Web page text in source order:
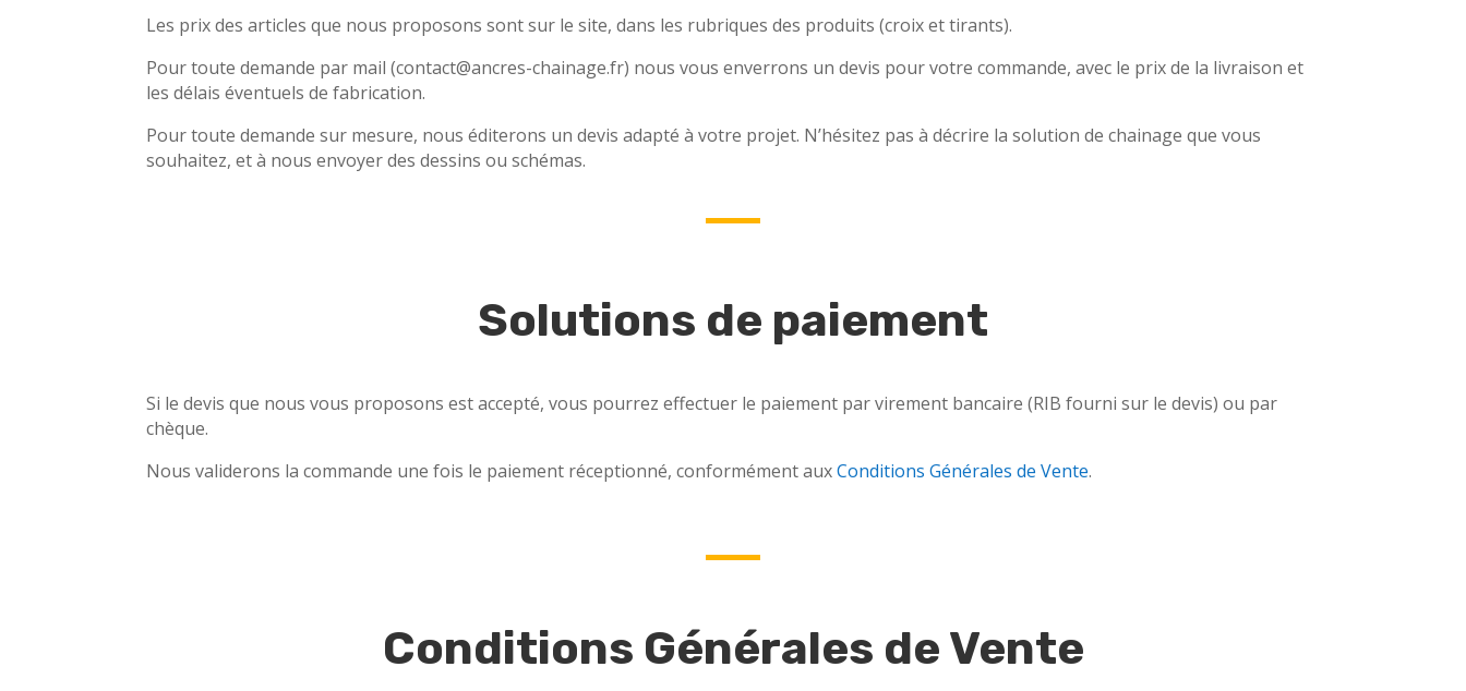
Les prix des articles que nous proposons sont sur le site, dans les rubriques des produits (croix et tirants).
Pour toute demande par mail (contact@ancres-chainage.fr) nous vous enverrons un devis pour votre commande, avec le prix de la livraison et
les délais éventuels de fabrication.
Pour toute demande sur mesure, nous éditerons un devis adapté à votre projet. N’hésitez pas à décrire la solution de chainage que vous
souhaitez, et à nous envoyer des dessins ou schémas.
Solutions de paiement
Si le devis que nous vous proposons est accepté, vous pourrez effectuer le paiement par virement bancaire (RIB fourni sur le devis) ou par
chèque.
Nous validerons la commande une fois le paiement réceptionné, conformément auxConditions Générales de Vente.
Conditions Générales de Vente